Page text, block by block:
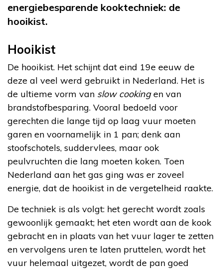
energiebesparende kooktechniek: de
hooikist.
Hooikist
De hooikist. Het schijnt dat eind 19e eeuw de
deze al veel werd gebruikt in Nederland. Het is
de ultieme vorm van slow cookingen van
brandstofbesparing. Vooral bedoeld voor
gerechten die lange tijd op laag vuur moeten
garen en voornamelijk in 1 pan; denk aan
stoofschotels, suddervlees, maar ook
peulvruchten die lang moeten koken. Toen
Nederland aan het gas ging was er zoveel
energie, dat de hooikist in de vergetelheid raakte.
De techniek is als volgt: het gerecht wordt zoals
gewoonlijk gemaakt; het eten wordt aan de kook
gebracht en in plaats van het vuur lager te zetten
en vervolgens uren te laten pruttelen, wordt het
vuur helemaal uitgezet, wordt de pan goed